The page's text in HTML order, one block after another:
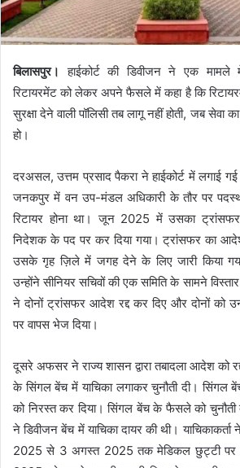
बिलासपुर। हाईकोर्ट की डिवीजन ने एक
रिटायरमेंट को लेकर अपने फैसले में कहा है कि
सुरक्षा देने वाली पॉलिसी तब लागू नहीं होती, जब सेवा
हो।
दरअसल, उत्तम प्रसाद पैकरा ने हाईकोर्ट में लगाई गई
जनकपुर में वन उप-मंडल अधिकारी के तौर पर
रिटायर होना था। जून 2025 में उसका
निदेशक के पद पर कर दिया गया। ट्रांसफर का
उसके गृह ज़िले में जगह देने के लिए जारी किया
उन्होंने सीनियर सचिवों की एक समिति के सामने
ने दोनों ट्रांसफर आदेश रद्द कर दिए और दोनों को
पर वापस भेज दिया।
दूसरे अफसर ने राज्य शासन द्वारा तबादला आदेश को
के सिंगल बेंच में याचिका लगाकर चुनौती दी।
को निरस्त कर दिया। सिंगल बेंच के फैसले को चुनौती
ने डिवीजन बेंच में याचिका दायर की थी।
2025 से 3 अगस्त 2025 तक मेडिकल छुट्टी पर